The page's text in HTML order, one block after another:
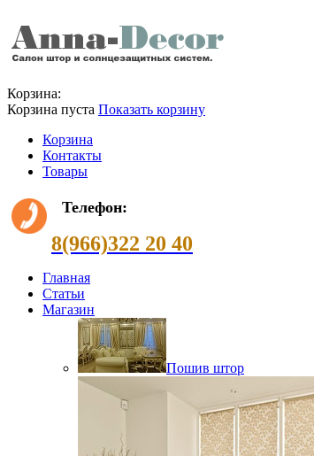
Корзина:
Корзина пуста Показать корзину
Корзина
Контакты
Товары
Телефон:
8(966)322 20 40
Главная
Статьи
Магазин
Пошив штор